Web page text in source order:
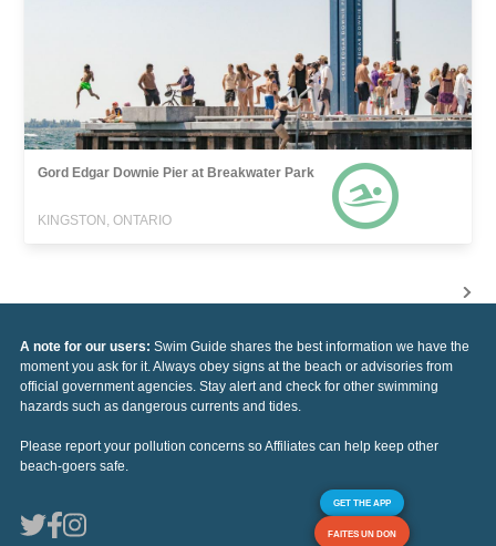
Gord Edgar Downie Pier at Breakwater Park
KINGSTON, ONTARIO
A note for our users: Swim Guide shares the best information we have the
moment you ask for it. Always obey signs at the beach or advisories from
official government agencies. Stay alert and check for other swimming
hazards such as dangerous currents and tides.
Please report your pollution concerns so Affiliates can help keep other
beach-goers safe.
GET THE APP
FAITES UN DON